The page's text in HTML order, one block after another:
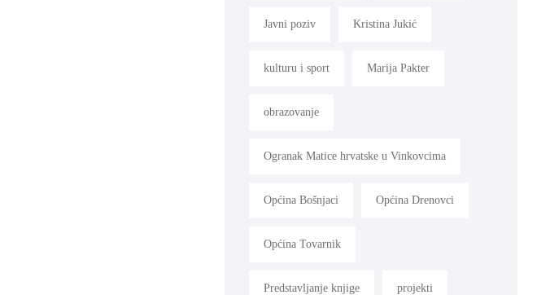
Javni poziv Kristina Jukić
kulturu i sport Marija Pakter
obrazovanje
Ogranak Matice hrvatske u Vinkovcima
Općina Bošnjaci Općina Drenovci
Općina Tovarnik
Predstavljanje knjige projekti